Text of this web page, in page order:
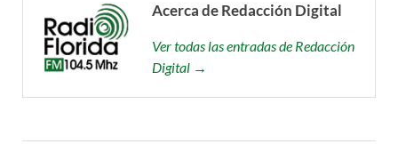
Acerca de Redacción Digital
Ver todas las entradas de Redacción
Digital →